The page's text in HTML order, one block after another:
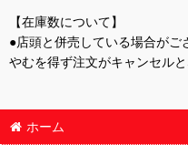
【在庫数について】
●店頭と併売している場合がご
やむを得ず注文がキャンセル
ホーム